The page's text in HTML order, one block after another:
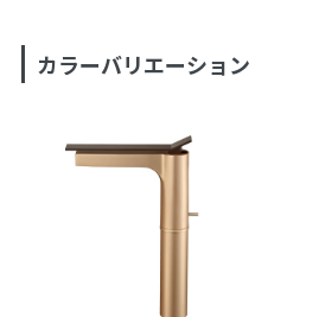
カラーバリエーション